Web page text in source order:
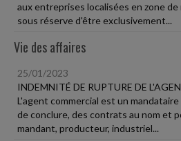
aux entreprises localisées en zone
sous réserve d'être exclusivement...
Vie des affaires
25/01/2023
INDEMNITÉ DE RUPTURE DE
L'agent commercial est un
de conclure, des contrats au nom et
mandant, producteur, industriel...